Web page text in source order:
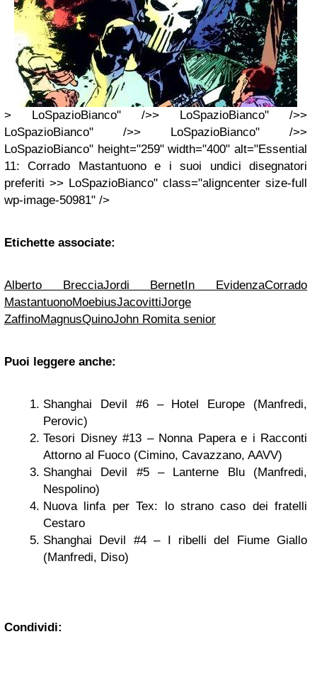
> LoSpazioBianco" />> LoSpazioBianco" />>
LoSpazioBianco" />> LoSpazioBianco" />>
LoSpazioBianco" height="259" width="400" alt="Essential
11: Corrado Mastantuono e i suoi undici disegnatori
preferiti >> LoSpazioBianco" class="aligncenter size-full
wp-image-50981" />
Etichette associate:
Alberto BrecciaJordi BernetIn EvidenzaCorrado
MastantuonoMoebiusJacovittiJorge
ZaffinoMagnusQuinoJohn Romita senior
Puoi leggere anche:
Shanghai Devil #6 – Hotel Europe (Manfredi,
Perovic)
Tesori Disney #13 – Nonna Papera e i Racconti
Attorno al Fuoco (Cimino, Cavazzano, AAVV)
Shanghai Devil #5 – Lanterne Blu (Manfredi,
Nespolino)
Nuova linfa per Tex: lo strano caso dei fratelli
Cestaro
Shanghai Devil #4 – I ribelli del Fiume Giallo
(Manfredi, Diso)
Condividi: